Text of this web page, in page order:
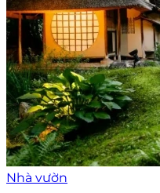
Nhà vườn